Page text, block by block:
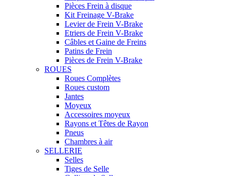
Pièces Frein à disque
Kit Freinage V-Brake
Levier de Frein V-Brake
Etriers de Frein V-Brake
Câbles et Gaine de Freins
Patins de Frein
Pièces de Frein V-Brake
ROUES
Roues Complètes
Roues custom
Jantes
Moyeux
Accessoires moyeux
Rayons et Têtes de Rayon
Pneus
Chambres à air
SELLERIE
Selles
Tiges de Selle